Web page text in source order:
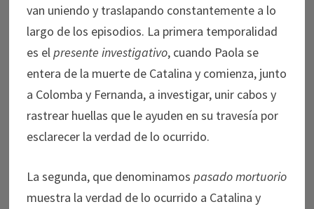
van uniendo y traslapando constantemente a lo
largo de los episodios. La primera temporalidad
es elpresente investigativo, cuando Paola se
entera de la muerte de Catalina y comienza, junto
a Colomba y Fernanda, a investigar, unir cabos y
rastrear huellas que le ayuden en su travesía por
esclarecer la verdad de lo ocurrido.
La segunda, que denominamos pasado mortuorio
muestra la verdad de lo ocurrido a Catalina y